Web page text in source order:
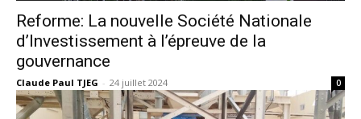
Reforme: La nouvelle Société Nationale
d’Investissement à l’épreuve de la
gouvernance
Claude Paul TJEG - 24 juillet 2024 0